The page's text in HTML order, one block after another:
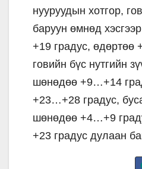
нууруудын хотгор,
баруун өмнөд
+19 градус, өдөртөө
говийн бүс нутгийн
шөнөдөө +9…+14
+23…+28 градус,
шөнөдөө +4…+9
+23 градус дулаан